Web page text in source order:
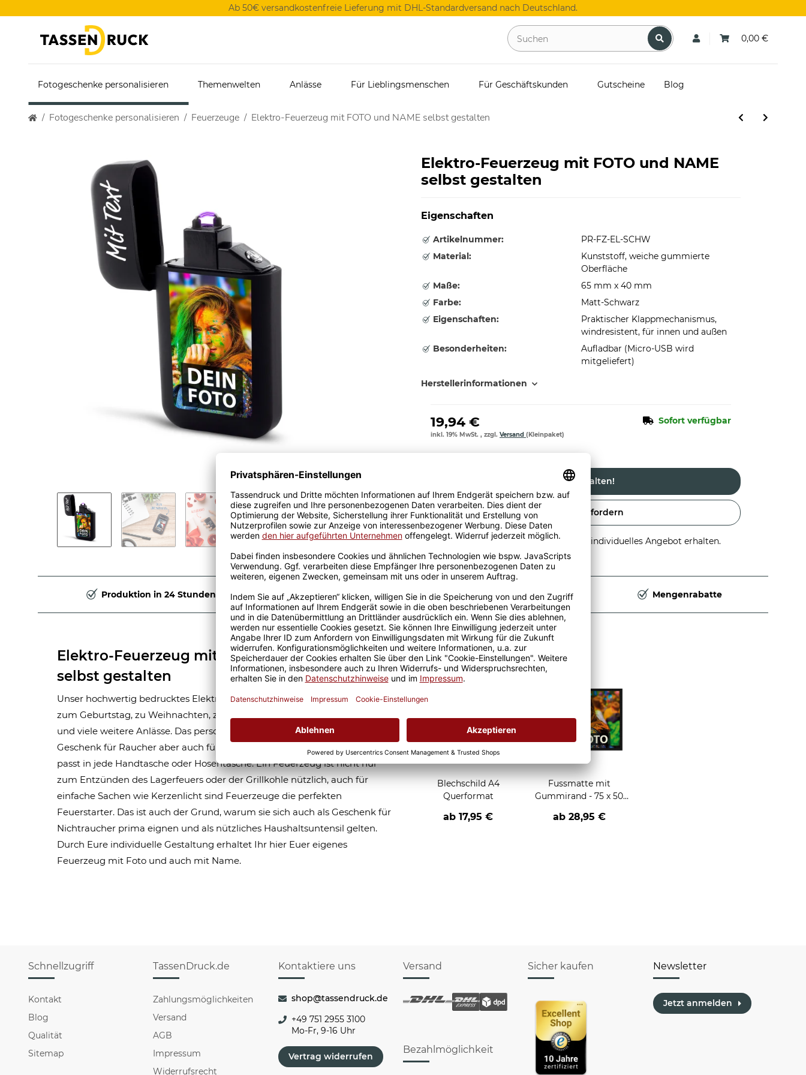
Ab 50€ versandkostenfreie Lieferung mit DHL-Standardversand nach Deutschland.
0,00 €
Fotogeschenke personalisieren Themenwelten Anlässe Für Lieblingsmenschen Für Geschäftskunden Gutscheine Blog
Fotogeschenke personalisieren Feuerzeuge Elektro-Feuerzeug mit FOTO und NAME selbst gestalten
Elektro-Feuerzeug mit FOTO und NAME
selbst gestalten
Eigenschaften
Artikelnummer:
PR-FZ-EL-SCHW
Material:
Kunststoff, weiche gummierte
Oberfläche
Maße:
65 mm x 40 mm
Farbe:
Matt-Schwarz
Eigenschaften:
Praktischer Klappmechanismus,
windresistent, für innen und außen
Besonderheiten:
Aufladbar (Micro-USB wird
mitgeliefert)
Herstellerinformationen
19,94 € Sofort verfügbar
inkl. 19% MwSt. , zzgl. Versand (Kleinpaket)
Jetzt gestalten!
Angebot anfordern
Größere Stückzahl? Anfrage stellen und individuelles Angebot erhalten.
Produktion in 24 Stunden Sicherer Kauf Auf Rechnung Produktion in Deutschland Mengenrabatte
Elektro-Feuerzeug mit FOTO und NAME
selbst gestalten
Unser hochwertig bedrucktes Elektrofeuerzeug ist das perfekte Geschenk
zum Geburtstag, zu Weihnachten, zum Valentinstag, Vatertag, Muttertag
und viele weitere Anlässe. Das personalisierte elektronische Feuerzeug als
Geschenk für Raucher aber auch für Nichtraucher ist klein, handlich und
passt in jede Handtasche oder Hosentasche. Ein Feuerzeug ist nicht nur
zum Entzünden des Lagerfeuers oder der Grillkohle nützlich, auch für
einfache Sachen wie Kerzenlicht sind Feuerzeuge die perfekten
Feuerstarter. Das ist auch der Grund, warum sie sich auch als Geschenk für
Nichtraucher prima eignen und als nützliches Haushaltsuntensil gelten.
Durch Eure individuelle Gestaltung erhaltet Ihr hier Euer eigenes
Feuerzeug mit Foto und auch mit Name.
Passend zu Deinem Feuerzeug
Blechschild A4
Querformat
ab17,95 €
Fussmatte mit
Gummirand - 75 x 50
ab 28,95 €
Schnellzugriff
Kontakt
Blog
Qualität
Sitemap
TassenDruck.de
Zahlungsmöglichkeiten
Versand
AGB
Impressum
Widerrufsrecht
Kontaktiere uns
shop@tassendruck.de
+49 751 2955 3100
Mo-Fr, 9-16 Uhr
Vertrag widerrufen
Versand
Bezahlmöglichkeit
Sicher kaufen Newsletter
Jetzt anmelden